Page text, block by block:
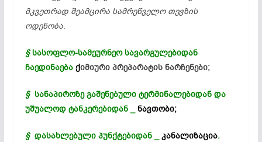
მკვეთრად შეამცირა სამრეწველო თევზის
ოდენობა.
§სასოფლო-სამეურნეოსავარგულებიდან
ჩაედინაება ქიმიური პრეპარატის ნარჩენები;
§ სანაპიროზე გაშენებული ტერმინალებიდანდა
უშუალოდ ტანკერებიდან_ ნავთობი;
§ დასახლებული პუნქტებიდან _ კანალიზაცია.